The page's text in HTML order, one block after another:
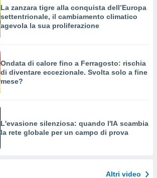
La zanzara tigre alla conquista dell’Europa
settentrionale, il cambiamento climatico
agevola la sua proliferazione
Ondata di calore fino a Ferragosto: rischia
di diventare eccezionale. Svolta solo a fine
mese?
L'evasione silenziosa: quando l'IA scambia
la rete globale per un campo di prova
Altri video